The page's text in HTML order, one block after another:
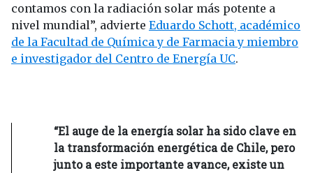
contamos con la radiación solar más potente a
nivel mundial”, advierte Eduardo Schott, académico
de la Facultad de Química y de Farmacia y miembro
e investigador del Centro de Energía UC.
“El auge de la energía solar ha sido clave en
la transformación energética de Chile, pero
junto a este importante avance, existe un